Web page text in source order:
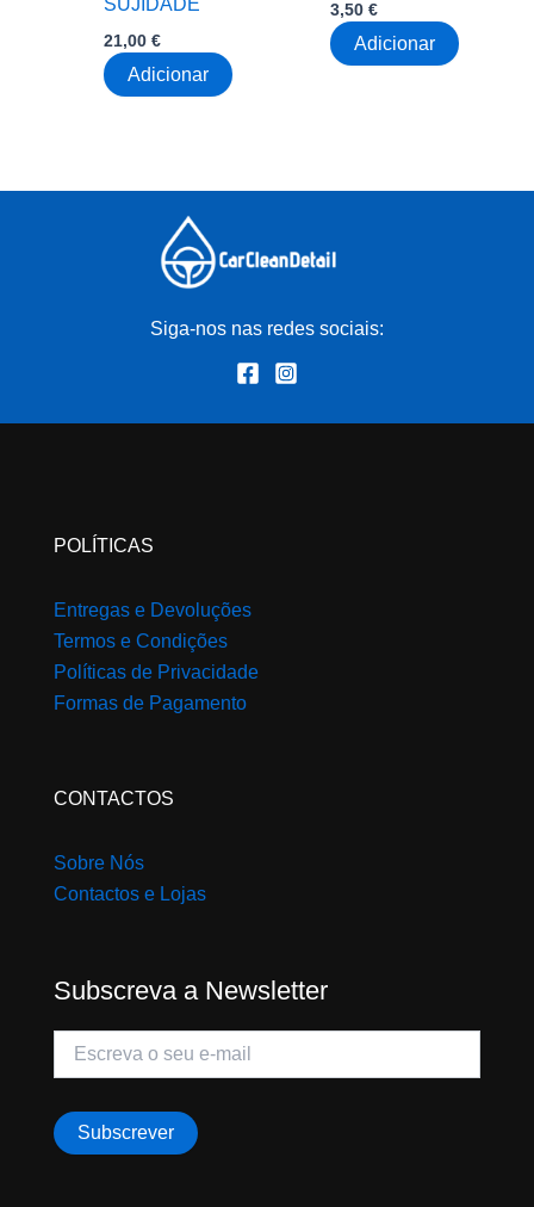
SUJIDADE
21,00€
Adicionar
3,50€
Adicionar
Siga-nos nas redes sociais:
POLÍTICAS
Entregas e Devoluções
Termos e Condições
Políticas de Privacidade
Formas de Pagamento
CONTACTOS
Sobre Nós
Contactos e Lojas
Subscreva a Newsletter